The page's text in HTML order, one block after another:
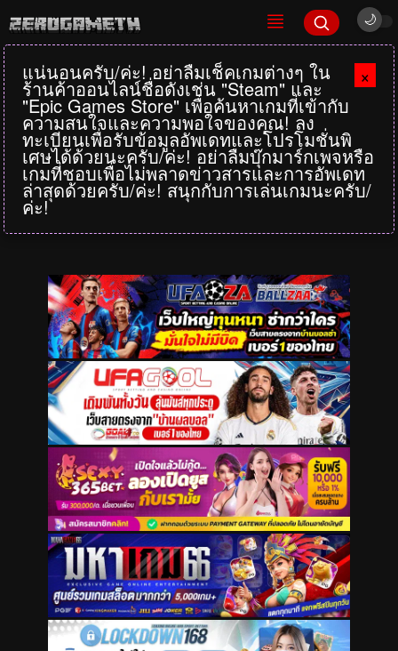
×
แน่นอนครับ/ค่ะ! อย่าลืมเช็คเกมต่างๆ ใน
ร้านค้าออนไลน์ชื่อดังเช่น "Steam" และ
"Epic Games Store" เพื่อค้นหาเกมที่เข้ากับ
ความสนใจและความพอใจของคุณ! ลง
ทะเบียนเพื่อรับข้อมูลอัพเดทและโปรโมชั่นพิ
เศษได้ด้วยนะครับ/ค่ะ! อย่าลืมบุ๊กมาร์กเพจหรือ
เกมที่ชอบเพื่อไม่พลาดข่าวสารและการอัพเดท
ล่าสุดด้วยครับ/ค่ะ! สนุกกับการเล่นเกมนะครับ/
ค่ะ!